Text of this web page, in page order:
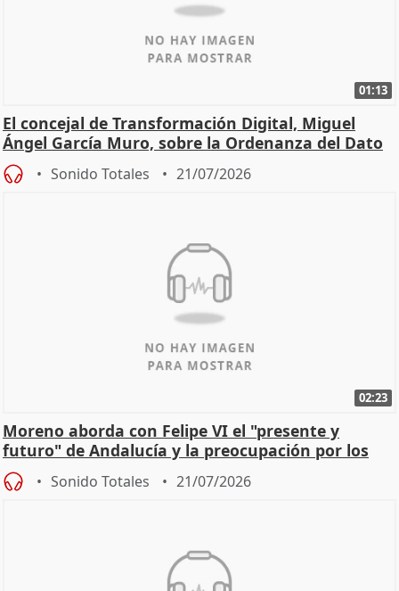
01:13
El concejal de Transformación Digital, Miguel
Ángel García Muro, sobre la Ordenanza del Dato
Sonido Totales 21/07/2026
02:23
Moreno aborda con Felipe VI el "presente y
futuro" de Andalucía y la preocupación por los
incendios
Sonido Totales 21/07/2026